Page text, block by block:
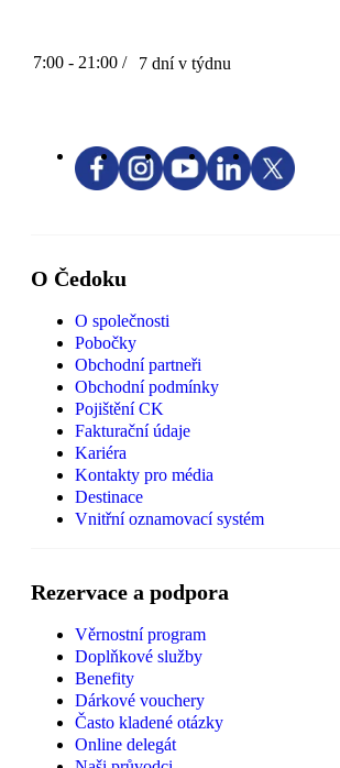
7:00 - 21:00 / 7 dní v týdnu
O Čedoku
O společnosti
Pobočky
Obchodní partneři
Obchodní podmínky
Pojištění CK
Fakturační údaje
Kariéra
Kontakty pro média
Destinace
Vnitřní oznamovací systém
Rezervace a podpora
Věrnostní program
Doplňkové služby
Benefity
Dárkové vouchery
Často kladené otázky
Online delegát